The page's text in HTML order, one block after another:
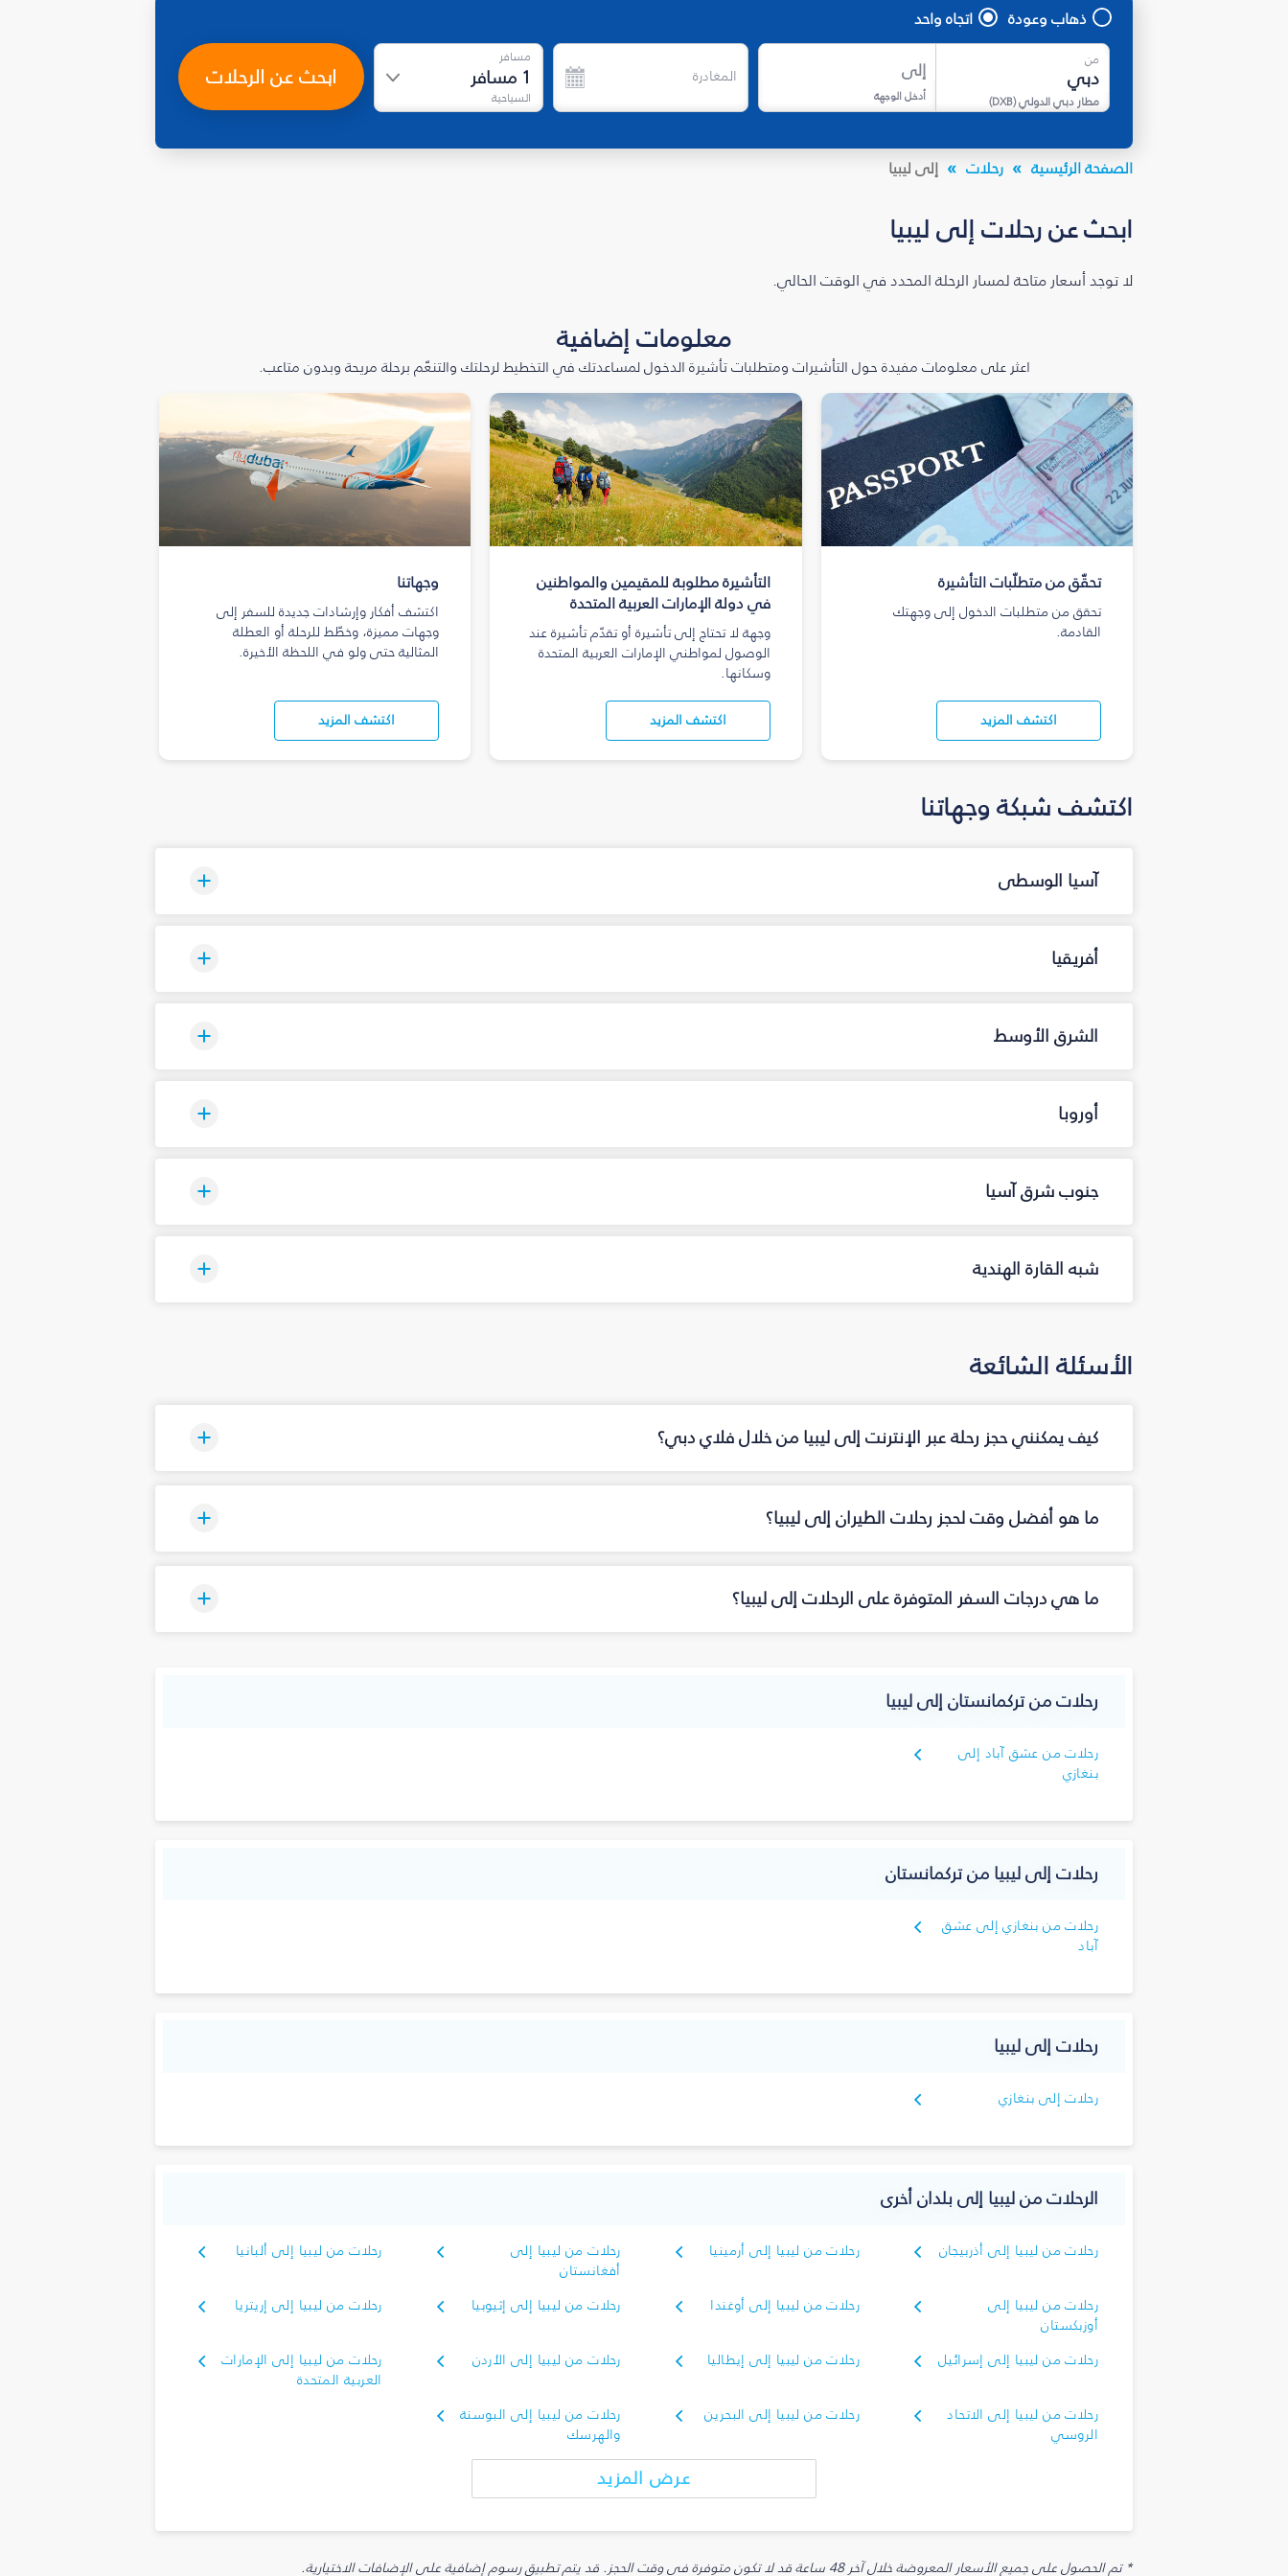
ذهاب وعودة اتجاه واحد
من
مطار دبي الدولي(
DXB
)
إلى
أدخل الوجهة
المغادرة
مسافر
1 مسافر
السياحية
ابحث عن الرحلات
الصفحة الرئيسية رحلات إلى ليبيا
ابحث عن رحلات إلى ليبيا
لا توجد أسعار متاحة لمسار الرحلة المحدد في الوقت الحالي.
معلومات إضافية
اعثر على معلومات مفيدة حول التأشيرات ومتطلبات تأشيرة الدخول لمساعدتك في التخطيط لرحلتك والتنعّم برحلة مريحة وبدون متاعب.
تحقّق من متطلّبات التأشيرة
تحقق من متطلبات الدخول إلى وجهتك
القادمة.
اكتشف المزيد
التأشيرة مطلوبة للمقيمين والمواطنين
في دولة الإمارات العربية المتحدة
وجهة لا تحتاج إلى تأشيرة أو تقدّم تأشيرة عند
الوصول لمواطني الإمارات العربية المتحدة
وسكانها.
اكتشف المزيد
وجهاتنا
اكتشف أفكار وإرشادات جديدة للسفر إلى
وجهات مميزة، وخطّط للرحلة أو العطلة
المثالية حتى ولو في اللحظة الأخيرة.
اكتشف المزيد
اكتشف شبكة وجهاتنا
آسيا الوسطى
أفريقيا
الشرق الأوسط
أوروبا
جنوب شرق آسيا
شبه القارة الهندية
الأسئلة الشائعة
كيف يمكنني حجز رحلة عبر الإنترنت إلى ليبيا من خلال فلاي دبي؟
ما هو أفضل وقت لحجز رحلات الطيران إلى ليبيا؟
ما هي درجات السفر المتوفرة على الرحلات إلى ليبيا؟
رحلات من تركمانستان إلى ليبيا
رحلات من عشق آباد إلى
بنغازي
رحلات إلى ليبيا من تركمانستان
رحلات من بنغازي إلى عشق
آباد
رحلات إلى ليبيا
رحلات إلى بنغازي
الرحلات من ليبيا إلى بلدان أخرى
رحلات من ليبيا إلى أذربيجان رحلات من ليبيا إلى أرمينيا
رحلات من ليبيا إلى
أفغانستان
رحلات من ليبيا إلى ألبانيا
رحلات من ليبيا إلى
أوزبكستان
رحلات من ليبيا إلى أوغندا رحلات من ليبيا إلى إثيوبيا رحلات من ليبيا إلى إريتريا
رحلات من ليبيا إلى إسرائيل رحلات من ليبيا إلى إيطاليا رحلات من ليبيا إلى الأردن
رحلات من ليبيا إلى الإمارات
العربية المتحدة
رحلات من ليبيا إلى الاتحاد
الروسي
رحلات من ليبيا إلى البحرين
رحلات من ليبيا إلى البوسنة
والهرسك
عرض المزيد
* تم الحصول على جميع الأسعار المعروضة خلال آخر 48 ساعة قد لا تكون متوفرة في وقت الحجز. قد يتم تطبيق رسوم إضافية على الإضافات الاختيارية.